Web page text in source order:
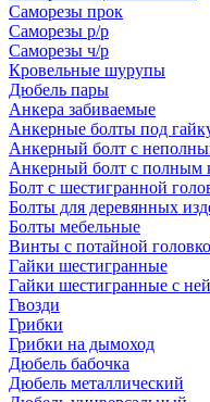
Саморезы прок
Саморезы р/р
Саморезы ч/р
Кровельные шурупы
Дюбель пары
Анкера забиваемые
Анкерные болты под
Анкерный болт с
Анкерный болт с полным
Болт с шестигранной
Болты для деревянных
Болты мебельные
Винты с потайной
Гайки шестигранные
Гайки шестигранные с
Гвозди
Грибки
Грибки на дымоход
Дюбель бабочка
Дюбель металлический